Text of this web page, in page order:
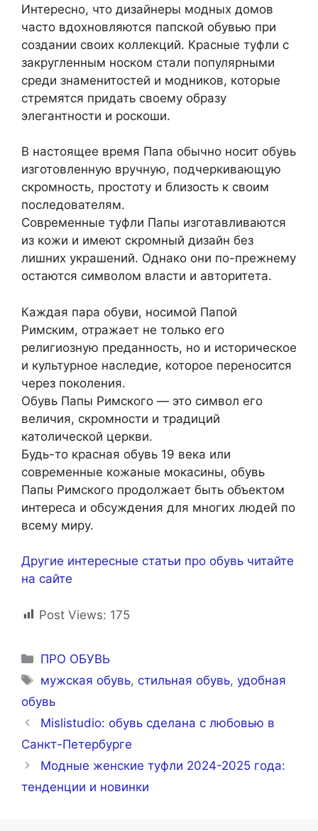
Интересно, что дизайнеры модных домов
часто вдохновляются папской обувью при
создании своих коллекций. Красные туфли с
закругленным носком стали популярными
среди знаменитостей и модников, которые
стремятся придать своему образу
элегантности и роскоши.
В настоящее время Папа обычно носит обувь
изготовленную вручную, подчеркивающую
скромность, простоту и близость к своим
последователям.
Современные туфли Папы изготавливаются
из кожи и имеют скромный дизайн без
лишних украшений. Однако они по-прежнему
остаются символом власти и авторитета.
Каждая пара обуви, носимой Папой
Римским, отражает не только его
религиозную преданность, но и историческое
и культурное наследие, которое переносится
через поколения.
Обувь Папы Римского — это символ его
величия, скромности и традиций
католической церкви.
Будь-то красная обувь 19 века или
современные кожаные мокасины, обувь
Папы Римского продолжает быть объектом
интереса и обсуждения для многих людей по
всему миру.
Другие интересные статьи про обувь читайте
на сайте
Post Views: 175
Рубрики
ПРО ОБУВЬ
Метки
мужская обувь, стильная обувь,удобная
обувь
Mislistudio: обувь сделана с любовью в
Санкт-Петербурге
Модные женские туфли 2024-2025 года:
тенденции и новинки